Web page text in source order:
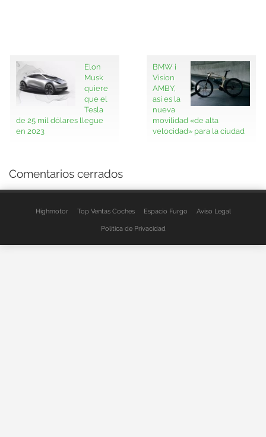
Elon
Musk
quiere
que el
Tesla
de 25 mil dólares llegue
en 2023
BMW i
Vision
AMBY,
así es la
nueva
movilidad «de alta
velocidad» para la ciudad
Comentarios cerrados
Highmotor Top Ventas Coches Espacio Furgo Aviso Legal
Política de Privacidad